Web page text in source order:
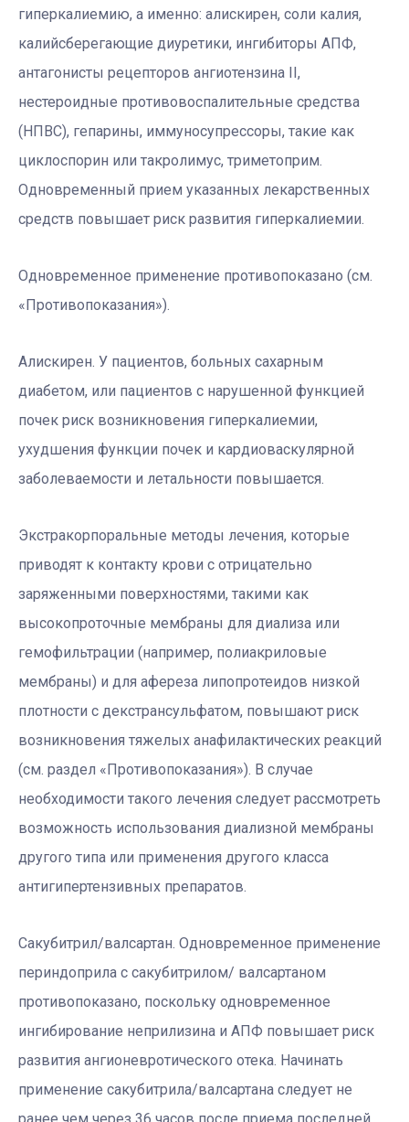
гиперкалиемию, а именно: алискирен, соли калия,
калийсберегающие диуретики, ингибиторы АПФ,
антагонисты рецепторов ангиотензина II,
нестероидные противовоспалительные средства
(НПВС), гепарины, иммуносупрессоры, такие как
циклоспорин или такролимус, триметоприм.
Одновременный прием указанных лекарственных
средств повышает риск развития гиперкалиемии.
Одновременное применение противопоказано (см.
«Противопоказания»).
Алискирен. У пациентов, больных сахарным
диабетом, или пациентов с нарушенной функцией
почек риск возникновения гиперкалиемии,
ухудшения функции почек и кардиоваскулярной
заболеваемости и летальности повышается.
Экстракорпоральные методы лечения, которые
приводят к контакту крови с отрицательно
заряженными поверхностями, такими как
высокопроточные мембраны для диализа или
гемофильтрации (например, полиакриловые
мембраны) и для афереза ​​липопротеидов низкой
плотности с декстрансульфатом, повышают риск
возникновения тяжелых анафилактических реакций
(см. раздел «Противопоказания»). В случае
необходимости такого лечения следует рассмотреть
возможность использования диализной мембраны
другого типа или применения другого класса
антигипертензивных препаратов.
Сакубитрил/валсартан. Одновременное применение
периндоприла с сакубитрилом/ валсартаном
противопоказано, поскольку одновременное
ингибирование неприлизина и АПФ повышает риск
развития ангионевротического отека. Начинать
применение сакубитрила/валсартана следует не